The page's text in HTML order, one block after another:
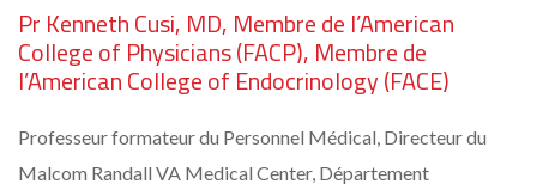
Pr Kenneth Cusi, MD, Membre de l’American
College of Physicians (FACP), Membre de
l’American College of Endocrinology (FACE)
Professeur formateur du Personnel Médical, Directeur du
Malcom Randall VA Medical Center, Département